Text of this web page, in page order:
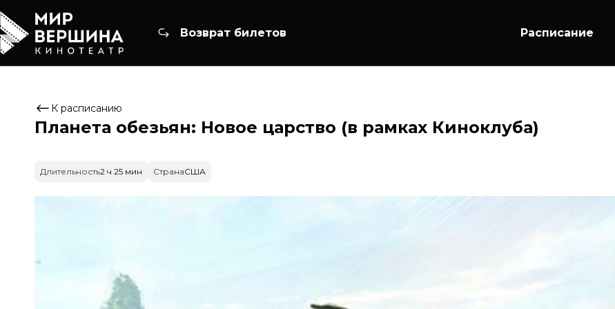
Возврат билетов Расписание
К расписанию
Планета обезьян: Новое царство (в рамках Киноклуба)
Длительность2 ч 25 мин СтранаСША